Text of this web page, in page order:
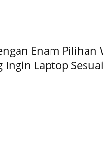
Enam Pilihan
Laptop